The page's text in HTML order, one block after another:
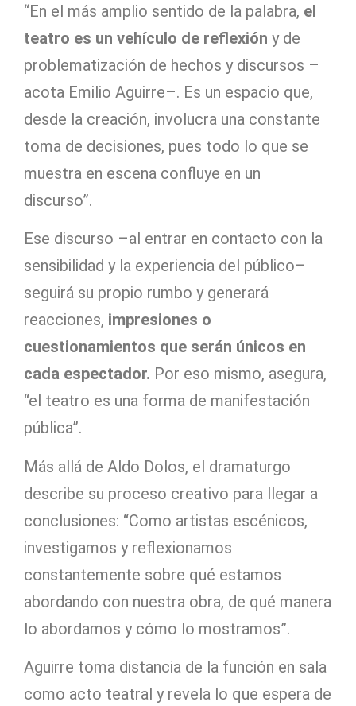
“En el más amplio sentido de la palabra, el
teatro es un vehículo de reflexión y de
problematización de hechos y discursos –
acota Emilio Aguirre–. Es un espacio que,
desde la creación, involucra una constante
toma de decisiones, pues todo lo que se
muestra en escena confluye en un
discurso”.
Ese discurso –al entrar en contacto con la
sensibilidad y la experiencia del público–
seguirá su propio rumbo y generará
reacciones, impresiones o
cuestionamientos que serán únicos en
cada espectador. Por eso mismo, asegura,
“el teatro es una forma de manifestación
pública”.
Más allá de Aldo Dolos, el dramaturgo
describe su proceso creativo para llegar a
conclusiones: “Como artistas escénicos,
investigamos y reflexionamos
constantemente sobre qué estamos
abordando con nuestra obra, de qué manera
lo abordamos y cómo lo mostramos”.
Aguirre toma distancia de la función en sala
como acto teatral y revela lo que espera de